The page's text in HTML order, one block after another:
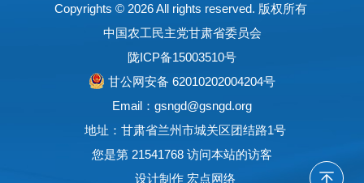
Copyrights © 2026 All rights reserved. 版权所有
中国农工民主党甘肃省委员会
陇ICP备15003510号
甘公网安备 62010202004204号
Email：gsngd@gsngd.org
地址：甘肃省兰州市城关区团结路1号
您是第 21541768 访问本站的访客
设计制作 宏点网络